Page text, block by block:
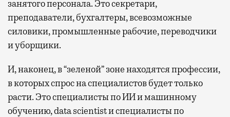
занятого персонала. Это секретари,
преподаватели, бухгалтеры, всевозможные
силовики, промышленные рабочие, переводчики
и уборщики.
И, наконец, в “зеленой” зоне находятся профессии,
в которых спрос на специалистов будет только
расти. Это специалисты по ИИ и машинному
обучению, data scientist и специалисты по